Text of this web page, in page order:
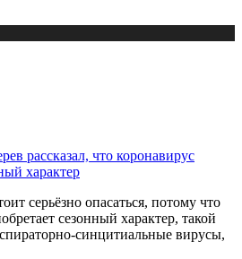
рассказал, что коронавирус
характер
серьёзно опасаться, потому что
сезонный характер, такой
синцитиальные вирусы,